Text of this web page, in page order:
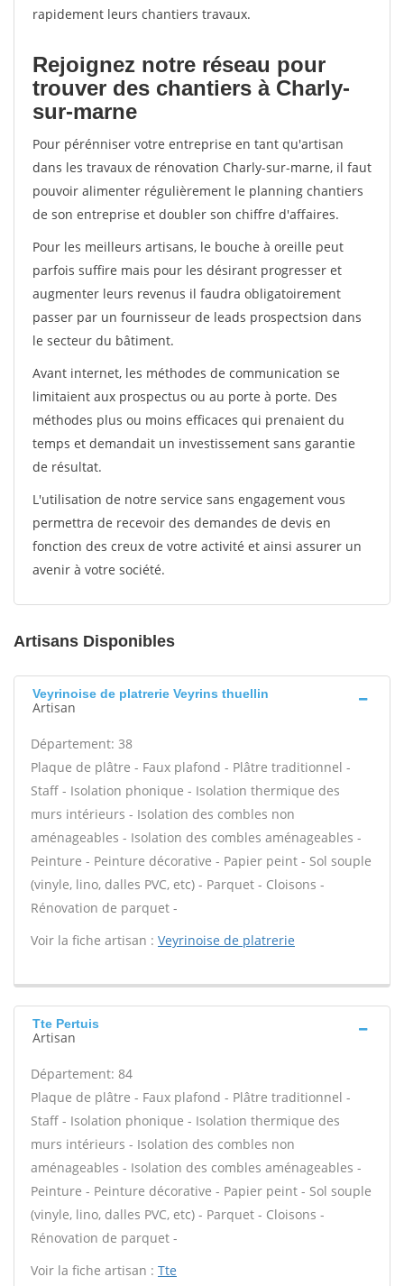
rapidement leurs chantiers travaux.
Rejoignez notre réseau pour
trouver des chantiers à Charly-
sur-marne
Pour pérénniser votre entreprise en tant qu'artisan
dans les travaux de rénovation Charly-sur-marne, il faut
pouvoir alimenter régulièrement le planning chantiers
de son entreprise et doubler son chiffre d'affaires.
Pour les meilleurs artisans, le bouche à oreille peut
parfois suffire mais pour les désirant progresser et
augmenter leurs revenus il faudra obligatoirement
passer par un fournisseur de leads prospectsion dans
le secteur du bâtiment.
Avant internet, les méthodes de communication se
limitaient aux prospectus ou au porte à porte. Des
méthodes plus ou moins efficaces qui prenaient du
temps et demandait un investissement sans garantie
de résultat.
L'utilisation de notre service sans engagement vous
permettra de recevoir des demandes de devis en
fonction des creux de votre activité et ainsi assurer un
avenir à votre société.
Artisans Disponibles
Veyrinoise de platrerie Veyrins thuellin
Artisan
Département: 38
Plaque de plâtre - Faux plafond - Plâtre traditionnel -
Staff - Isolation phonique - Isolation thermique des
murs intérieurs - Isolation des combles non
aménageables - Isolation des combles aménageables -
Peinture - Peinture décorative - Papier peint - Sol souple
(vinyle, lino, dalles PVC, etc) - Parquet - Cloisons -
Rénovation de parquet -
Voir la fiche artisan : Veyrinoise de platrerie
Tte Pertuis
Artisan
Département: 84
Plaque de plâtre - Faux plafond - Plâtre traditionnel -
Staff - Isolation phonique - Isolation thermique des
murs intérieurs - Isolation des combles non
aménageables - Isolation des combles aménageables -
Peinture - Peinture décorative - Papier peint - Sol souple
(vinyle, lino, dalles PVC, etc) - Parquet - Cloisons -
Rénovation de parquet -
Voir la fiche artisan : Tte